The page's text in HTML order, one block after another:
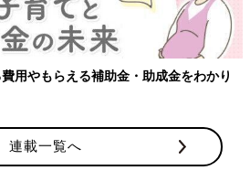
】妊婦の感染症対策、知っておいて！
連載一覧へ